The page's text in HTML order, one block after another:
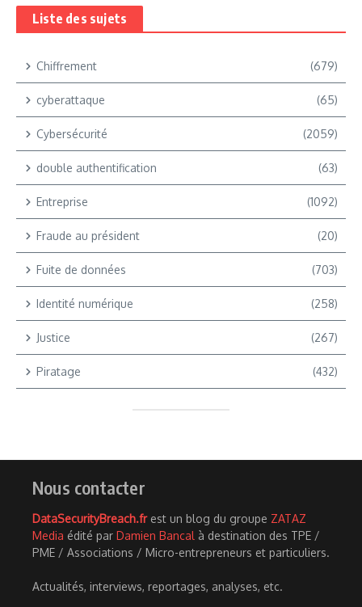
Liste des sujets
Chiffrement (679)
cyberattaque (65)
Cybersécurité (2059)
double authentification (63)
Entreprise (1092)
Fraude au président (20)
Fuite de données (703)
Identité numérique (258)
Justice (267)
Piratage (432)
Nous contacter
DataSecurityBreach.frest un blog du groupe ZATAZ
Media édité par Damien Bancal à destination des TPE /
PME / Associations / Micro-entrepreneurs et particuliers.
Actualités, interviews, reportages, analyses, etc.